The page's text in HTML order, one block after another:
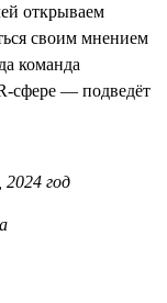
открываем
своим мнением
команда
сфере — подведёт
2024 год